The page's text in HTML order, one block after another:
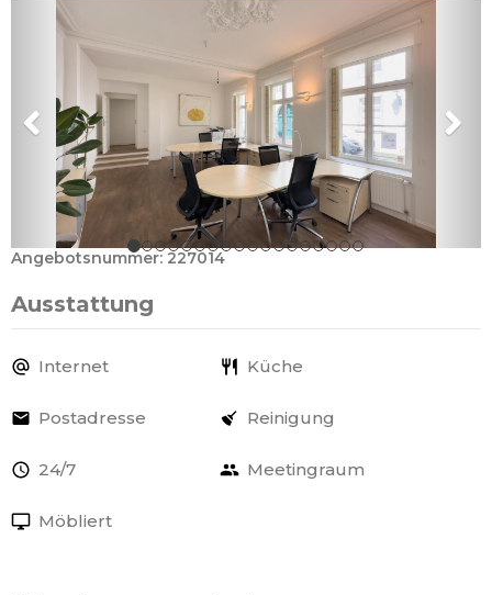
Angebotsnummer: 227014
Ausstattung
Internet Küche
Postadresse Reinigung
24/7 Meetingraum
Möbliert